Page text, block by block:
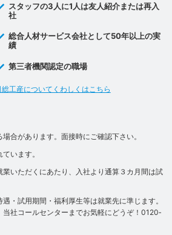
スタッフの3人に1人は友人紹介または再入
社
総合人材サービス会社として50年以上の実
績
第三者機関認定の職場
総工産についてくわしくはこちら
合があります。面接時にご確認下さい。
います。
業いただくにあたり、入社より通算３カ月間は試
・試用期間・福利厚生等は就業先に準じます。
当社コールセンターまでお気軽にどうぞ！0120‐